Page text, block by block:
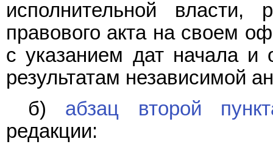
исполнительной власти,
правового акта на своем
с указанием дат начала и
результатам независимой
б) абзац второй
редакции: